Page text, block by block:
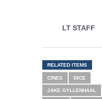
LT STAFF
RELATED ITEMS
CINES DICE
JAKE GYLLENHAAL